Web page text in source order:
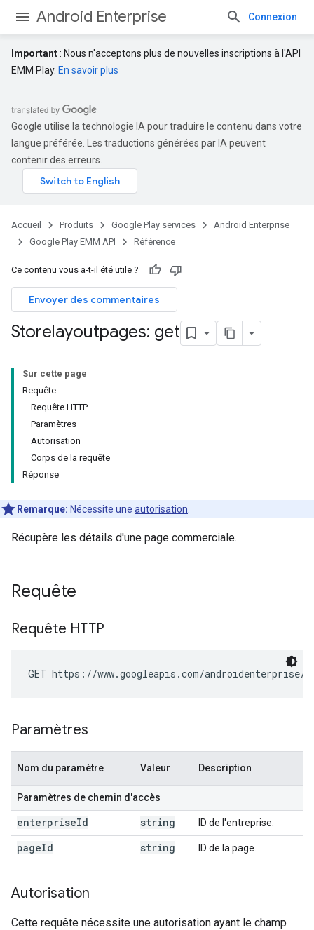
Android Enterprise Connexion
Important: Nous n'acceptons plus de nouvelles inscriptions à l'API
EMM Play. En savoir plus
Google utilise la technologie IA pour traduire le contenu dans votre
langue préférée. Les traductions générées par IA peuvent
contenir des erreurs.
Accueil Produits Google Play services
Android Enterprise
Google Play EMM API
Référence
Ce contenu vous a-t-il été utile ?
Envoyer des commentaires
Storelayoutpages: get
Sur cette page
Requête
Requête HTTP
Paramètres
Autorisation
Corps de la requête
Réponse
Remarque: Nécessite une autorisation
Récupère les détails d'une page commerciale.
Requête
Requête HTTP
GET https://www.googleapis.com/androidenterprise/
Paramètres
Nom du paramètre Valeur Description
Paramètres de chemin d'accès
enterpriseId string ID de l'entreprise.
pageId string ID de la page.
Autorisation
Cette requête nécessite une autorisation ayant le champ